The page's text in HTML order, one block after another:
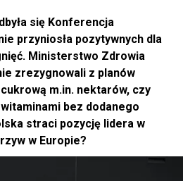
się Konferencja
przyniosła pozytywnych dla
Ministerstwo Zdrowia
zrezygnowali z planów
m.in. nektarów, czy
bez dodanego
straci pozycję lidera w
w Europie?